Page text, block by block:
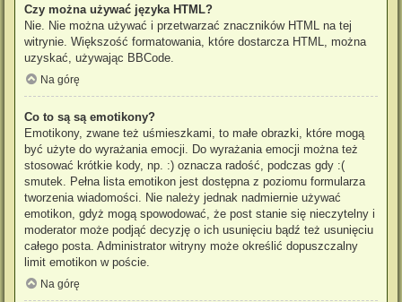
Czy można używać języka HTML?
Nie. Nie można używać i przetwarzać znaczników HTML na tej
witrynie. Większość formatowania, które dostarcza HTML, można
uzyskać, używając BBCode.
Na górę
Co to są są emotikony?
Emotikony, zwane też uśmieszkami, to małe obrazki, które mogą
być użyte do wyrażania emocji. Do wyrażania emocji można też
stosować krótkie kody, np. :) oznacza radość, podczas gdy :(
smutek. Pełna lista emotikon jest dostępna z poziomu formularza
tworzenia wiadomości. Nie należy jednak nadmiernie używać
emotikon, gdyż mogą spowodować, że post stanie się nieczytelny i
moderator może podjąć decyzję o ich usunięciu bądź też usunięciu
całego posta. Administrator witryny może określić dopuszczalny
limit emotikon w poście.
Na górę